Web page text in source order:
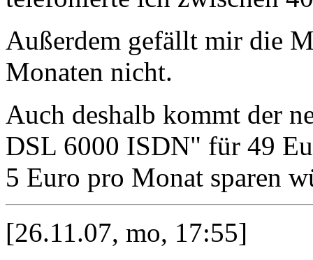
Außerdem gefällt mir die
Monaten nicht.
Auch deshalb kommt der
DSL 6000 ISDN" für 49
5 Euro pro Monat sparen
[26.11.07, mo, 17:55]